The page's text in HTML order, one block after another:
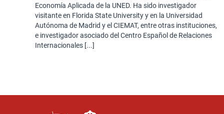
Economía Aplicada de la UNED. Ha sido investigador
visitante en Florida State University y en la Universidad
Autónoma de Madrid y el CIEMAT, entre otras instituciones,
e investigador asociado del Centro Español de Relaciones
Internacionales [...]